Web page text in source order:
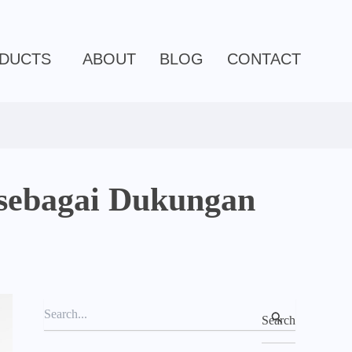
ABOUT BLOG CONTACT
Dukungan
S
e
e